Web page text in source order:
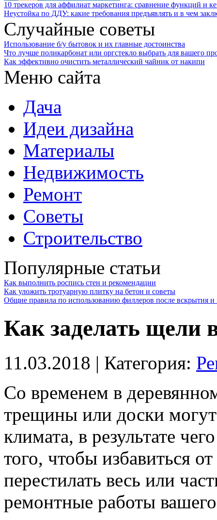
10 трекеров для аффилиат маркетинга: сравнение функций и
Неустойка по ДДУ: какие требования предъявлять и в чем
Случайные советы
Использование б/у бытовок и их главные достоинства
Что лучше поликарбонат или оргстекло выбрать для вашего
Как эффективно очистить металлический чайник от накипи
Меню сайта
Дача
Идеи дизайна
Материалы
Недвижимость
Ремонт
Советы
Строительство
Популярные статьи
Как выполнить роспись стен и рекомендации
Как уложить тротуарную плитку на бетон и советы
Общие правила по использованию филлеров после вскрытия и
Как заделать щели
11.03.2018 | Категория:
Со временем в
трещины или доски могут
климата, в результате
того, чтобы избавиться
перестилать весь или
ремонтные работы